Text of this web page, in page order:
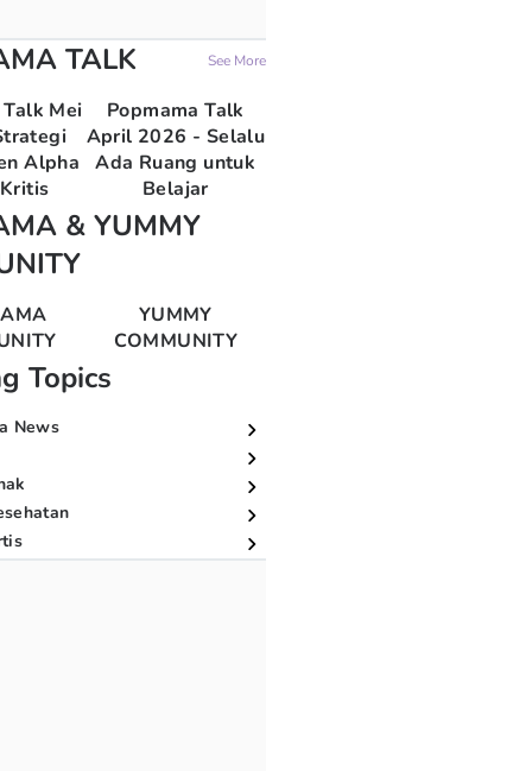
TALK See More
Mei
Alpha
Popmama Talk
April 2026 - Selalu
Ada Ruang untuk
Belajar
& YUMMY
YUMMY
COMMUNITY
Topics
News